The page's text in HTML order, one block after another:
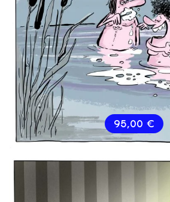
95,00 €